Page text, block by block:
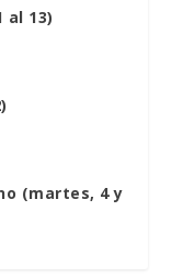
al 13)
(martes, 4 y